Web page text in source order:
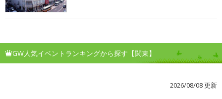
GW人気イベントランキングから探す【関東】
2026/08/08 更新